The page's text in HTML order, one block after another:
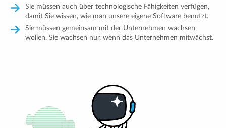
Sie müssen auch über technologische Fähigkeiten verfügen,
damit Sie wissen, wie man unsere eigene Software benutzt.
Sie müssen gemeinsam mit der Unternehmen wachsen
wollen. Sie wachsen nur, wenn das Unternehmen mitwächst.